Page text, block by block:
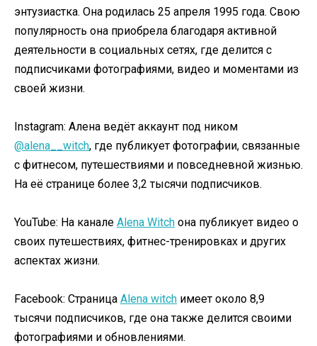
энтузиастка. Она родилась 25 апреля 1995 года. Свою
популярность она приобрела благодаря активной
деятельности в социальных сетях, где делится с
подписчиками фотографиями, видео и моментами из
своей жизни.
Instagram: Алена ведёт аккаунт под ником
@alena__witch, где публикует фотографии, связанные
с фитнесом, путешествиями и повседневной жизнью.
На её странице более 3,2 тысячи подписчиков.
YouTube: На канале Alena Witch она публикует видео о
своих путешествиях, фитнес-тренировках и других
аспектах жизни.
Facebook: Страница Alena witch имеет около 8,9
тысячи подписчиков, где она также делится своими
фотографиями и обновлениями.